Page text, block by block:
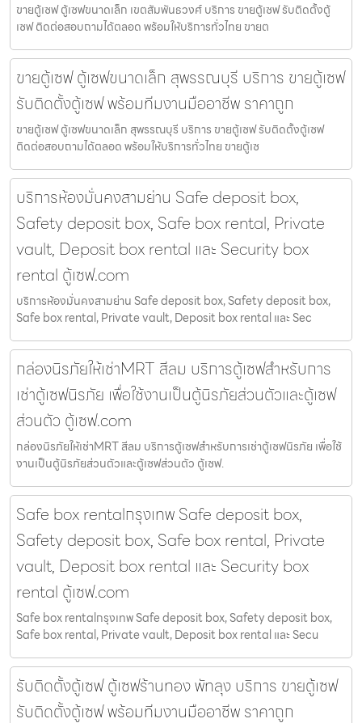
ขายตู้เซฟ ตู้เซฟขนาดเล็ก เขตสัมพันธวงศ์ บริการ ขายตู้เซฟ รับติดตั้งตู้
เซฟ ติดต่อสอบถามได้ตลอด พร้อมให้บริการทั่วไทย ขายต
ขายตู้เซฟ ตู้เซฟขนาดเล็ก สุพรรณบุรี บริการ ขายตู้เซฟ
รับติดตั้งตู้เซฟ พร้อมทีมงานมืออาชีพ ราคาถูก
ขายตู้เซฟ ตู้เซฟขนาดเล็ก สุพรรณบุรี บริการ ขายตู้เซฟ รับติดตั้งตู้เซฟ
ติดต่อสอบถามได้ตลอด พร้อมให้บริการทั่วไทย ขายตู้เซ
บริการห้องมั่นคงสามย่าน Safe deposit box,
Safety deposit box, Safe box rental, Private
vault, Deposit box rental และ Security box
rental ตู้เซฟ.com
บริการห้องมั่นคงสามย่าน Safe deposit box, Safety deposit box,
Safe box rental, Private vault, Deposit box rental และ Sec
กล่องนิรภัยให้เช่าMRT สีลม บริการตู้เซฟสำหรับการ
เช่าตู้เซฟนิรภัย เพื่อใช้งานเป็นตู้นิรภัยส่วนตัวและตู้เซฟ
ส่วนตัว ตู้เซฟ.com
กล่องนิรภัยให้เช่าMRT สีลม บริการตู้เซฟสำหรับการเช่าตู้เซฟนิรภัย เพื่อใช้
งานเป็นตู้นิรภัยส่วนตัวและตู้เซฟส่วนตัว ตู้เซฟ.
Safe box rentalกรุงเทพ Safe deposit box,
Safety deposit box, Safe box rental, Private
vault, Deposit box rental และ Security box
rental ตู้เซฟ.com
Safe box rentalกรุงเทพ Safe deposit box, Safety deposit box,
Safe box rental, Private vault, Deposit box rental และ Secu
รับติดตั้งตู้เซฟ ตู้เซฟร้านทอง พัทลุง บริการ ขายตู้เซฟ
รับติดตั้งตู้เซฟ พร้อมทีมงานมืออาชีพ ราคาถูก